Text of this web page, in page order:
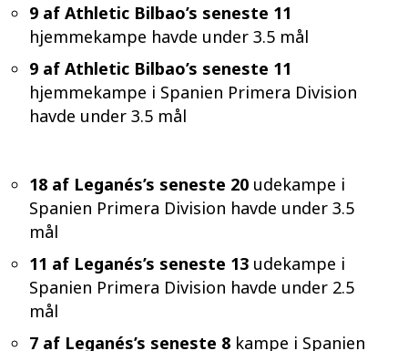
9 af Athletic Bilbao’s seneste 11
hjemmekampe havde under 3.5 mål
9 af Athletic Bilbao’s seneste 11
hjemmekampe i Spanien Primera Division
havde under 3.5 mål
18 af Leganés’s seneste 20 udekampe i
Spanien Primera Division havde under 3.5
mål
11 af Leganés’s seneste 13 udekampe i
Spanien Primera Division havde under 2.5
mål
7 af Leganés’s seneste 8 kampe i Spanien